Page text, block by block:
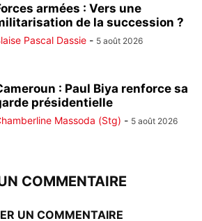
armées : Vers une
de la succession ?
Pascal Dassie - 5 août 2026
: Paul Biya renforce sa
présidentielle
Massoda (Stg) - 5 août 2026
COMMENTAIRE
UN COMMENTAIRE